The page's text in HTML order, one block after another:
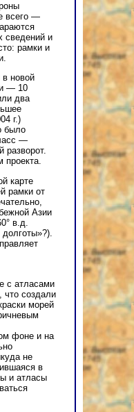
всего —
сведений и
рамки и
в новой
— 10
два
г.)
было
—
проекта.
карте
рамки от
Азии
в.д.
с атласами
что создали
морей
фоне и на
не
в
и атласы